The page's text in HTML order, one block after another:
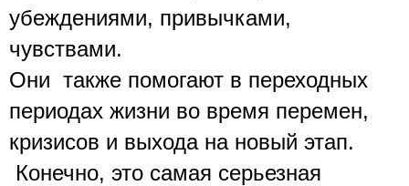
убеждениями, привычками,
чувствами.
Они  также помогают в переходных
периодах жизни во время перемен,
кризисов и выхода на новый этап.
Конечно, это самая серьезная